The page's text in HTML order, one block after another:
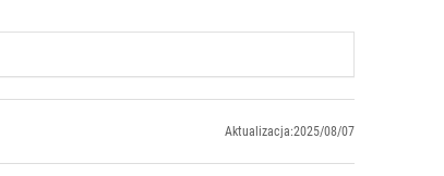
Aktualizacja:2025/08/07